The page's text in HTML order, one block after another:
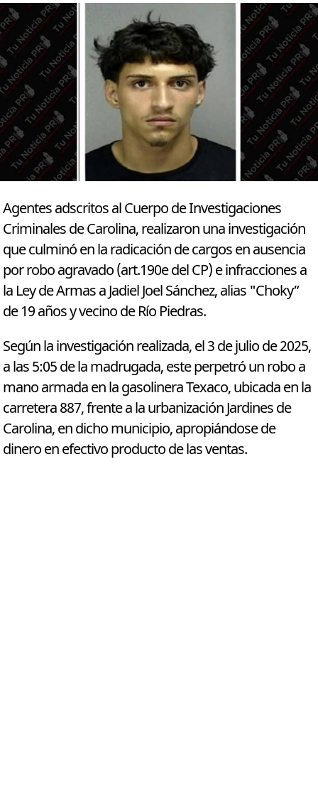
Agentes adscritos al Cuerpo de Investigaciones
Criminales de Carolina, realizaron una investigación
que culminó en la radicación de cargos en ausencia
por robo agravado (art.190e del CP) e infracciones a
la Ley de Armas a Jadiel Joel Sánchez, alias "Choky”
de 19 años y vecino de Río Piedras.
Según la investigación realizada, el 3 de julio de 2025,
a las 5:05 de la madrugada, este perpetró un robo a
mano armada en la gasolinera Texaco, ubicada en la
carretera 887, frente a la urbanización Jardines de
Carolina, en dicho municipio, apropiándose de
dinero en efectivo producto de las ventas.